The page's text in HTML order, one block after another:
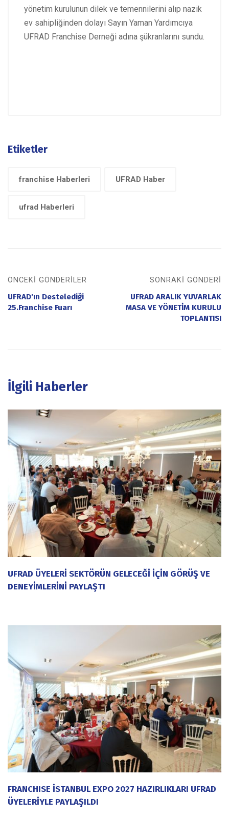
yönetim kurulunun dilek ve temennilerini alıp nazik
ev sahipliğinden dolayı Sayın Yaman Yardımcıya
UFRAD Franchise Derneği adına şükranlarını sundu.
Etiketler
franchise Haberleri UFRAD Haber
ufrad Haberleri
ÖNCEKI GÖNDERILER
UFRAD'ın Destelediği
25.Franchise Fuarı
SONRAKI GÖNDERI
UFRAD ARALIK YUVARLAK
MASA VE YÖNETİM KURULU
TOPLANTISI
İlgili Haberler
UFRAD ÜYELERİ SEKTÖRÜN GELECEĞİ İÇİN GÖRÜŞ VE
DENEYİMLERİNİ PAYLAŞTI
FRANCHISE İSTANBUL EXPO 2027 HAZIRLIKLARI UFRAD
ÜYELERİYLE PAYLAŞILDI